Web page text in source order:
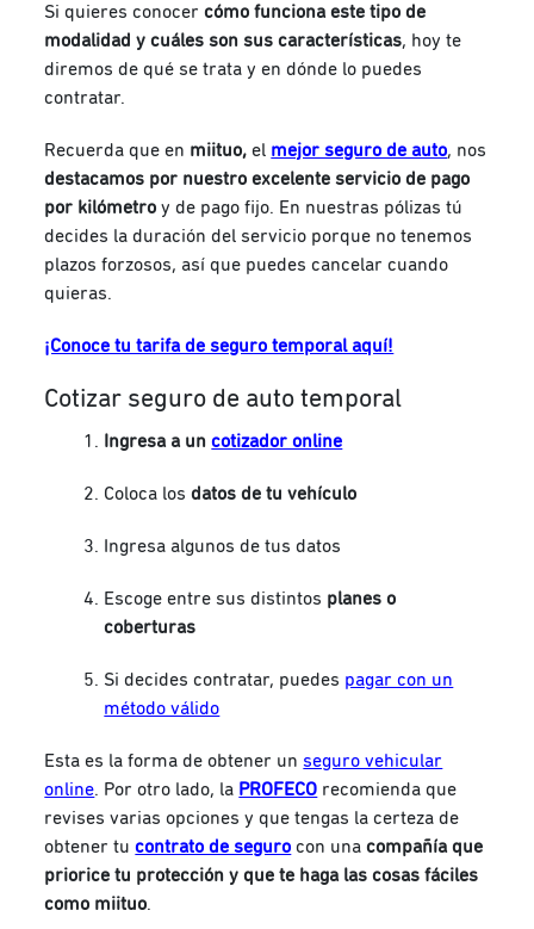
Si quieres conocercómo funciona este tipo de
modalidad y cuáles son sus características, hoy te
diremos de qué se trata y en dónde lo puedes
contratar.
Recuerda que en miituo,el mejor seguro de auto, nos
destacamos por nuestro excelenteservicio de pago
por kilómetro y de pago fijo. En nuestras pólizas tú
decides la duración del servicio porque no tenemos
plazos forzosos, así que puedes cancelar cuando
quieras.
¡Conoce tu tarifa de seguro temporal aquí!
Cotizar seguro de auto temporal
Ingresa a uncotizador online
Coloca losdatos de tu vehículo
Ingresa algunos de tus datos
Escoge entre sus distintos planes o
coberturas
Si decides contratar, puedes pagar con un
método válido
Esta es la forma de obtener unseguro vehicular
online. Por otro lado, la PROFECO recomienda que
revises varias opciones y que tengas la certeza de
obtener tucontrato de seguro con unacompañía que
priorice tu protección y que te haga las cosas fáciles
como miituo.